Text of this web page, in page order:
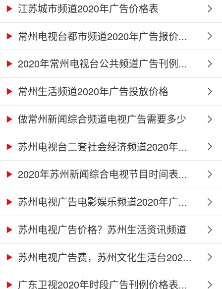
江苏城市频道2020年广告价格表
常州电视台都市频道2020年广告报价...
2020年常州电视台公共频道广告刊例...
常州生活频道2020年广告投放价格
做常州新闻综合频道电视广告需要多少
钱...苏州电视台二套社会经济频道2020年...
2020年苏州新闻综合电视节目时间表...
苏州电视广告电影娱乐频道2020年广...
苏州电视广告价格？苏州生活资讯频道
2...苏州电视广告费，苏州文化生活台202...
广东卫视2020年时段广告刊例价格表...